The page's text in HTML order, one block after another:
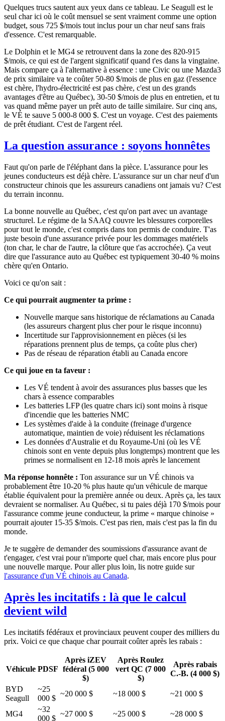
Quelques trucs sautent aux yeux dans ce tableau. Le Seagull est le
seul char ici où le coût mensuel se sent vraiment comme une option
budget, sous 725 $/mois tout inclus pour un char neuf sans frais
d'essence. C'est remarquable.
Le Dolphin et le MG4 se retrouvent dans la zone des 820-915
$/mois, ce qui est de l'argent significatif quand t'es dans la vingtaine.
Mais compare ça à l'alternative à essence : une Civic ou une Mazda3
de prix similaire va te coûter 50-80 $/mois de plus en gaz (l'essence
est chère, l'hydro-électricité est pas chère, c'est un des grands
avantages d'être au Québec), 30-50 $/mois de plus en entretien, et tu
vas quand même payer un prêt auto de taille similaire. Sur cinq ans,
le VÉ te sauve 5 000-8 000 $. C'est un voyage. C'est des paiements
de prêt étudiant. C'est de l'argent réel.
La question assurance : soyons honnêtes
Faut qu'on parle de l'éléphant dans la pièce. L'assurance pour les
jeunes conducteurs est déjà chère. L'assurance sur un char neuf d'un
constructeur chinois que les assureurs canadiens ont jamais vu? C'est
du terrain inconnu.
La bonne nouvelle au Québec, c'est qu'on part avec un avantage
structurel. Le régime de la SAAQ couvre les blessures corporelles
pour tout le monde, c'est compris dans ton permis de conduire. T'as
juste besoin d'une assurance privée pour les dommages matériels
(ton char, le char de l'autre, la clôture que t'as accrochée). Ça veut
dire que l'assurance auto au Québec est typiquement 30-40 % moins
chère qu'en Ontario.
Voici ce qu'on sait :
Ce qui pourrait augmenter ta prime :
Nouvelle marque sans historique de réclamations au Canada
(les assureurs chargent plus cher pour le risque inconnu)
Incertitude sur l'approvisionnement en pièces (si les
réparations prennent plus de temps, ça coûte plus cher)
Pas de réseau de réparation établi au Canada encore
Ce qui joue en ta faveur :
Les VÉ tendent à avoir des assurances plus basses que les
chars à essence comparables
Les batteries LFP (les quatre chars ici) sont moins à risque
d'incendie que les batteries NMC
Les systèmes d'aide à la conduite (freinage d'urgence
automatique, maintien de voie) réduisent les réclamations
Les données d'Australie et du Royaume-Uni (où les VÉ
chinois sont en vente depuis plus longtemps) montrent que les
primes se normalisent en 12-18 mois après le lancement
Ma réponse honnête : Ton assurance sur un VÉ chinois va
probablement être 10-20 % plus haute qu'un véhicule de marque
établie équivalent pour la première année ou deux. Après ça, les taux
devraient se normaliser. Au Québec, si tu paies déjà 170 $/mois pour
l'assurance comme jeune conducteur, la prime « marque chinoise »
pourrait ajouter 15-35 $/mois. C'est pas rien, mais c'est pas la fin du
monde.
Je te suggère de demander des soumissions d'assurance avant de
t'engager, c'est vrai pour n'importe quel char, mais encore plus pour
une nouvelle marque. Pour aller plus loin, lis notre guide sur
l'assurance d'un VÉ chinois au Canada.
Après les incitatifs : là que le calcul
devient wild
Les incitatifs fédéraux et provinciaux peuvent couper des milliers du
prix. Voici ce que chaque char pourrait coûter après les rabais :
Véhicule PDSF
Après iZEV
fédéral (5 000
$)
Après Roulez
vert QC (7 000
$)
Après rabais
C.-B. (4 000 $)
BYD
Seagull
~25
000 $
~20 000 $ ~18 000 $ ~21 000 $
MG4
~32
000 $
~27 000 $ ~25 000 $ ~28 000 $